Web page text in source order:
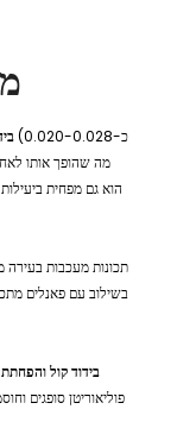
הוא גם מפחית
בשילוב עם פאנלים
בידוד קול
פוליאוריטן סופגים